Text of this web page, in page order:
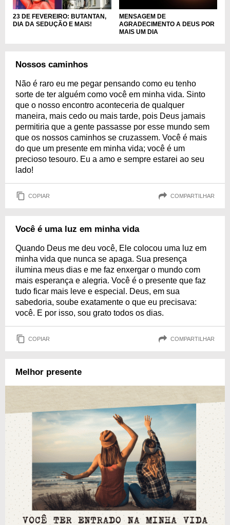
23 DE FEVEREIRO: BUTANTAN,
DIA DA SEDUÇÃO E MAIS!
MENSAGEM DE
AGRADECIMENTO A DEUS POR
MAIS UM DIA
Nossos caminhos
Não é raro eu me pegar pensando como eu tenho
sorte de ter alguém como você em minha vida. Sinto
que o nosso encontro aconteceria de qualquer
maneira, mais cedo ou mais tarde, pois Deus jamais
permitiria que a gente passasse por esse mundo sem
que os nossos caminhos se cruzassem. Você é mais
do que um presente em minha vida; você é um
precioso tesouro. Eu a amo e sempre estarei ao seu
lado!
COPIAR COMPARTILHAR
Você é uma luz em minha vida
Quando Deus me deu você, Ele colocou uma luz em
minha vida que nunca se apaga. Sua presença
ilumina meus dias e me faz enxergar o mundo com
mais esperança e alegria. Você é o presente que faz
tudo ficar mais leve e especial. Deus, em sua
sabedoria, soube exatamente o que eu precisava:
você. E por isso, sou grato todos os dias.
COPIAR COMPARTILHAR
Melhor presente